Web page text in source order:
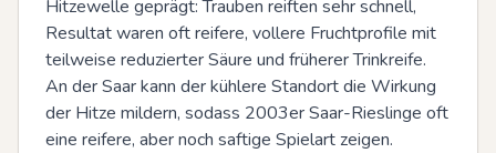
Hitzewelle geprägt: Trauben reiften sehr schnell,
Resultat waren oft reifere, vollere Fruchtprofile mit
teilweise reduzierter Säure und früherer Trinkreife.
An der Saar kann der kühlere Standort die Wirkung
der Hitze mildern, sodass 2003er Saar-Rieslinge oft
eine reifere, aber noch saftige Spielart zeigen.